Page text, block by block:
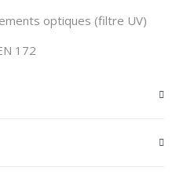
optiques (filtre UV)
172